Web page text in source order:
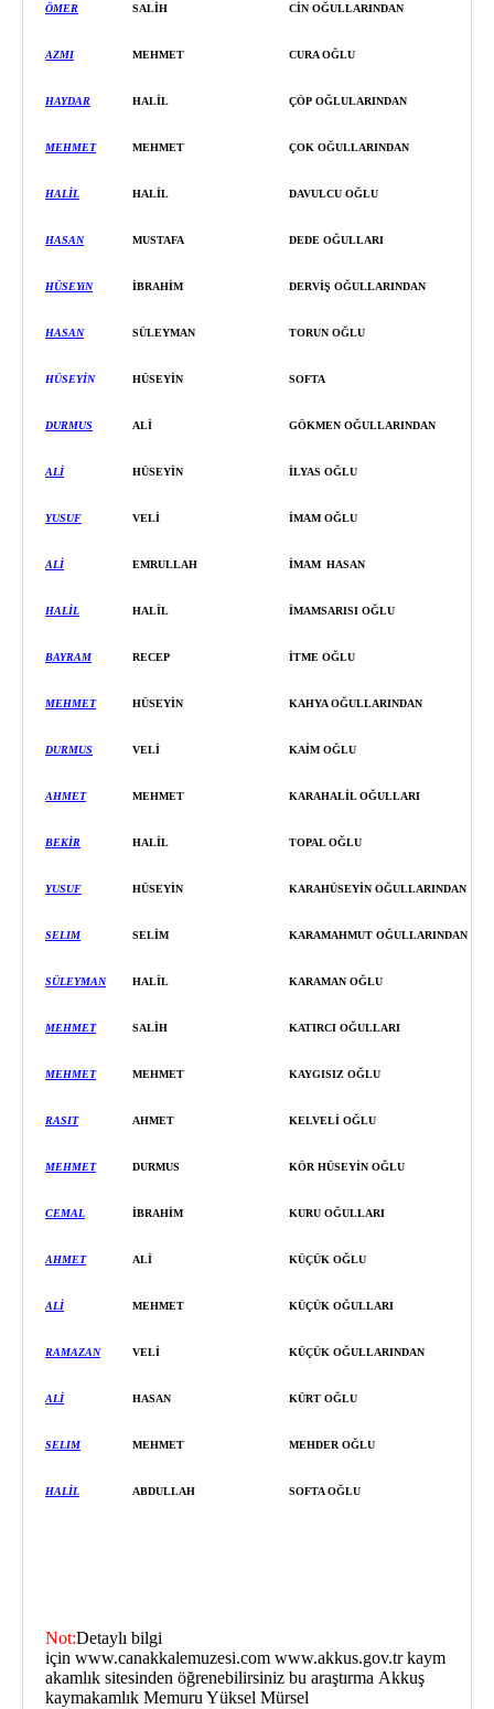
ÖMER SALİH CİN OĞULLARINDAN
AZMI MEHMET CURA OĞLU
HAYDAR HALİL ÇÖP OĞLULARINDAN
MEHMET MEHMET ÇOK OĞULLARINDAN
HALİL HALİL DAVULCU OĞLU
HASAN MUSTAFA DEDE OĞULLARI
HÜSEYiN İBRAHİM DERVİŞ OĞULLARINDAN
HASAN SÜLEYMAN TORUN OĞLU
HÜSEYİN HÜSEYİN SOFTA
DURMUS ALİ GÖKMEN OĞULLARINDAN
ALİ HÜSEYİN İLYAS OĞLU
YUSUF VELİ İMAM OĞLU
ALİ EMRULLAH İMAM HASAN
HALİL HALİL İMAMSARISI OĞLU
BAYRAM RECEP İTME OĞLU
MEHMET HÜSEYİN KAHYA OĞULLARINDAN
DURMUS VELİ KAİM OĞLU
AHMET MEHMET KARAHALİL OĞULLARI
BEKİR HALİL TOPAL OĞLU
YUSUF HÜSEYİN KARAHÜSEYİN OĞULLARINDAN
SELIM SELİM KARAMAHMUT OĞULLARINDAN
SÜLEYMAN HALİL KARAMAN OĞLU
MEHMET SALİH KATIRCI OĞULLARI
MEHMET MEHMET KAYGISIZ OĞLU
RASIT AHMET KELVELİ OĞLU
MEHMET DURMUS KÖR HÜSEYİN OĞLU
CEMAL İBRAHİM KURU OĞULLARI
AHMET ALİ KÜÇÜK OĞLU
ALİ MEHMET KÜÇÜK OĞULLARI
RAMAZAN VELİ KÜÇÜK OĞULLARINDAN
ALİ HASAN KÜRT OĞLU
SELIM MEHMET MEHDER OĞLU
HALİL ABDULLAH SOFTA OĞLU
Not:Detaylı bilgi
için www.canakkalemuzesi.com www.akkus.gov.trkaym
akamlık sitesinden öğrenebilirsiniz bu araştırma Akkuş
kaymakamlık Memuru Yüksel Mürsel